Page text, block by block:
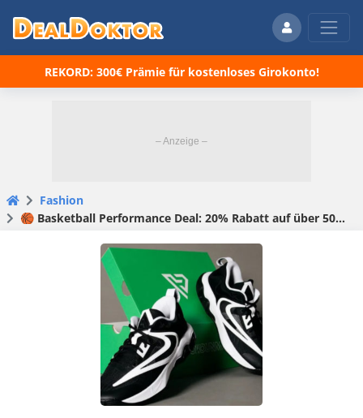
REKORD: 300€ Prämie für kostenloses Girokonto!
Fashion
🏀 Basketball Performance Deal: 20% Rabatt auf über 500 Artikel von Nike, Puma & Co.